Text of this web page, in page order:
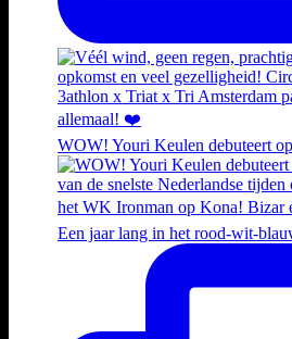
WOW! Youri Keulen debuteert
Een jaar lang in het rood-wit-